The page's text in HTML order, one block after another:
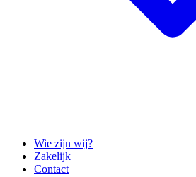
Wie zijn wij?
Zakelijk
Contact